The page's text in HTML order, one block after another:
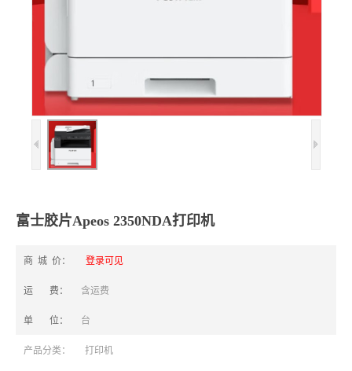
富士胶片Apeos 2350NDA打印机
商 城 价： 登录可见
运 费： 含运费
单 位： 台
产品分类： 打印机